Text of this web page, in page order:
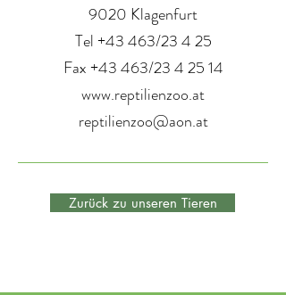
9020 Klagenfurt
Tel +43 463/23 4 25
Fax +43 463/23 4 25 14
www.reptilienzoo.at
reptilienzoo@aon.at
Zurück zu unseren Tieren